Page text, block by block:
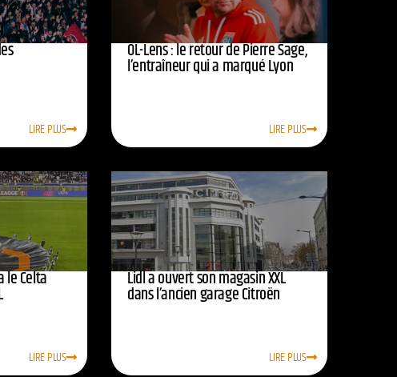
LIRE PLUS
OL-Lens : le retour de Pierre Sage,
l’entraîneur qui a marqué Lyon
LIRE PLUS
le Celta
LIRE PLUS
Lidl a ouvert son magasin XXL
dans l’ancien garage Citroën
LIRE PLUS